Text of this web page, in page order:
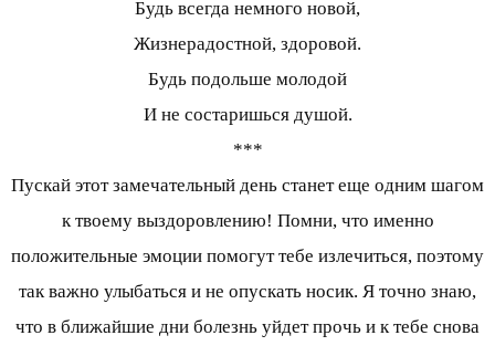
Будь всегда немного новой,
Жизнерадостной, здоровой.
Будь подольше молодой
И не состаришься душой.
***
Пускай этот замечательный день станет еще одним шагом
к твоему выздоровлению! Помни, что именно
положительные эмоции помогут тебе излечиться, поэтому
так важно улыбаться и не опускать носик. Я точно знаю,
что в ближайшие дни болезнь уйдет прочь и к тебе снова